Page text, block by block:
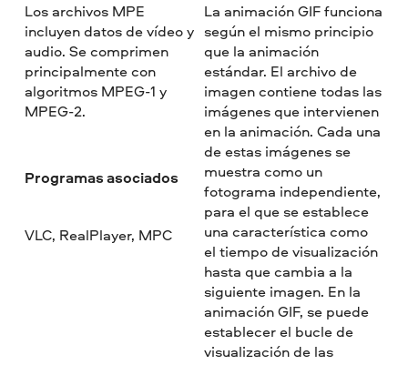
Los archivos MPE
incluyen datos de vídeo y
audio. Se comprimen
principalmente con
algoritmos MPEG-1 y
MPEG-2.
Programas asociados
VLC, RealPlayer, MPC
La animación GIF funciona
según el mismo principio
que la animación
estándar. El archivo de
imagen contiene todas las
imágenes que intervienen
en la animación. Cada una
de estas imágenes se
muestra como un
fotograma independiente,
para el que se establece
una característica como
el tiempo de visualización
hasta que cambia a la
siguiente imagen. En la
animación GIF, se puede
establecer el bucle de
visualización de las